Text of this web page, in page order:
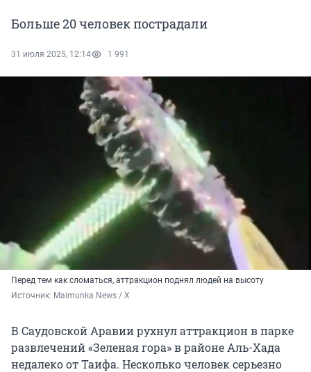
Больше 20 человек пострадали
31 июля 2025, 12:14 1 991
Перед тем как сломаться, аттракцион поднял людей на высоту
Источник: Maimunka News / X
В Саудовской Аравии рухнул аттракцион в парке
развлечений «Зеленая гора» в районе Аль-Хада
недалеко от Таифа. Несколько человек серьезно